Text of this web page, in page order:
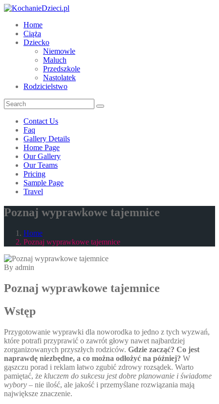
Home
Ciąża
Dziecko
Niemowle
Maluch
Przedszkole
Nastolatek
Rodzicielstwo
Contact Us
Faq
Gallery Details
Home Page
Our Gallery
Our Teams
Pricing
Sample Page
Travel
Poznaj wyprawkowe tajemnice
Home
Poznaj wyprawkowe tajemnice
By admin
Poznaj wyprawkowe tajemnice
Wstęp
Przygotowanie wyprawki dla noworodka to jedno z tych wyzwań,
które potrafi przyprawić o zawrót głowy nawet najbardziej
zorganizowanych przyszłych rodziców. Gdzie zacząć? Co jest
naprawdę niezbędne, a co można odłożyć na później? W
gąszczu porad i reklam łatwo zgubić zdrowy rozsądek. Warto
pamiętać, że kluczem do sukcesu jest dobre planowanie i świadome
wybory – nie ilość, ale jakość i przemyślane rozwiązania mają
największe znaczenie.